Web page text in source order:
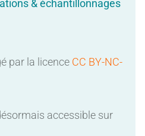
& échantillonnages
par la licence CC BY-NC-
accessible sur